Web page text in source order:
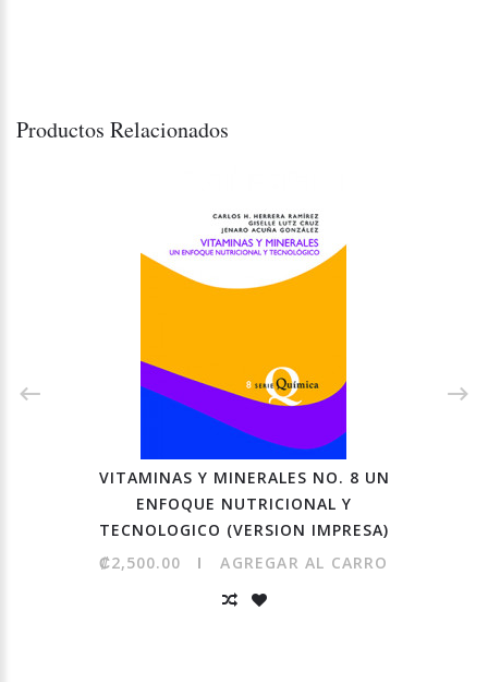
Productos Relacionados
VITAMINAS Y MINERALES NO. 8 UN
ENFOQUE NUTRICIONAL Y
TECNOLOGICO (VERSION IMPRESA)
₡2,500.00
AGREGAR AL CARRO